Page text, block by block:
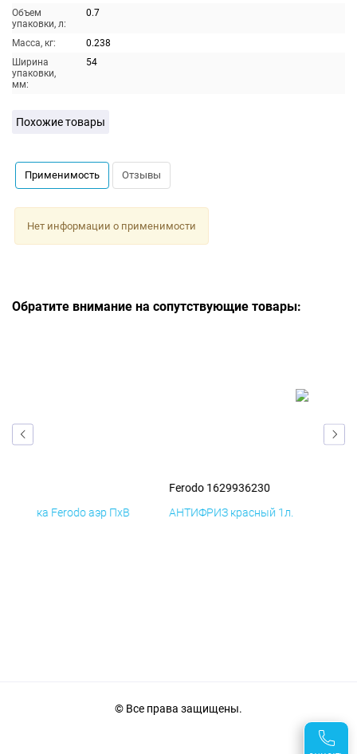
Объем
упаковки, л:
0.7
Масса, кг:
0.238
Ширина
упаковки,
мм:
54
Похожие товары
Применимость Отзывы
Нет информации о применимости
Обратите внимание на сопутствующие товары:
Ferodo 1629936230
АНТИФРИЗ красный 1л.
© Все права защищены.